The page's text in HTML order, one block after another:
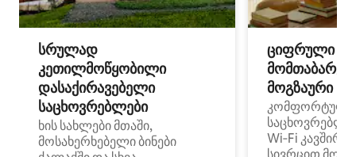
სრულად
კეთილმოწყობილი
დასაქირავებელი
საცხოვრებლები
ხის სახლები მთაში,
მოსახერხებელი ბინები
ციფრული
მოგზაური
კომფორტული
Wi‑Fi